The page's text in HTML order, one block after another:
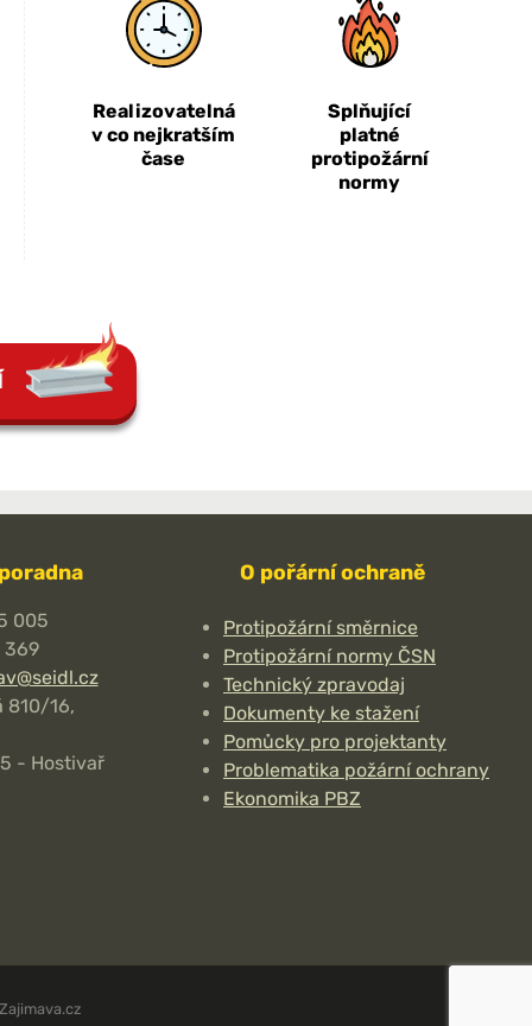
Realizovatelná
v co nejkratším
čase
Splňující
platné
protipožární
normy
005
369
810/16,
- Hostivař
O pořární ochraně
Protipožární směrnice
Protipožární normy ČSN
Technický zpravodaj
Dokumenty ke stažení
Pomůcky pro projektanty
Problematika požární ochrany
Ekonomika PBZ